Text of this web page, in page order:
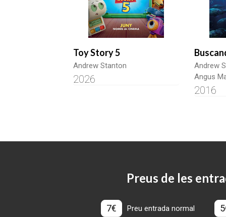
Toy Story 5
Andrew Stanton
2026
Andrew
Angus
2016
Preus de les
7€ Preu entrada normal